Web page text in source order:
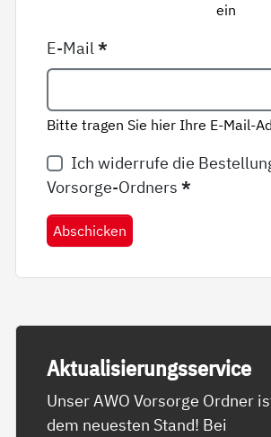
ein
E-Mail*
Bitte tragen Sie hier Ihre E-Mail-
Ich widerrufe die
Vorsorge-Ordners*
Abschicken
Ak­tua­li­sie­rungs­ser­vice
Unser AWO Vorsorge Ordner
dem neuesten Stand! Bei